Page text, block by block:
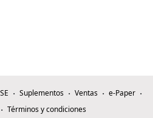
Suplementos Ventas
e-Paper
Términos y condiciones